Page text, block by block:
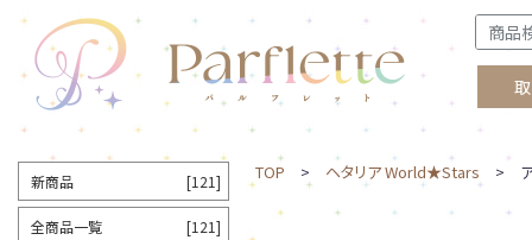
TOP > ヘタリア World★Stars > ア
新商品 [121]
全商品一覧 [121]